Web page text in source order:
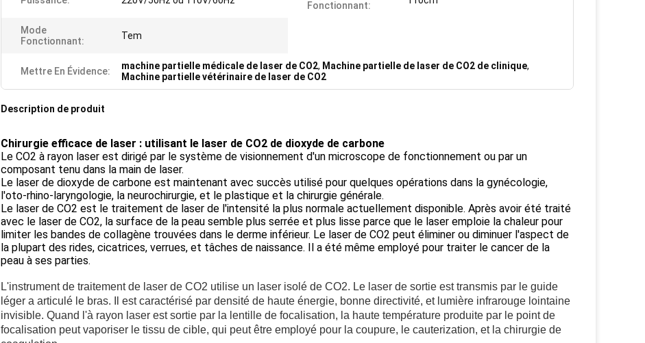
Fonctionnant:
Mode
Fonctionnant:
Tem
Mettre En Évidence: machine partielle médicale de laser de CO2, Machine partielle de laser de CO2 de clinique,
Machine partielle vétérinaire de laser de CO2
Description de produit
Chirurgie efficace de laser : utilisant le laser de CO2 de dioxyde de carbone
Le CO2 à rayon laser est dirigé par le système de visionnement d'un microscope de fonctionnement ou par un
composant tenu dans la main de laser.
Le laser de dioxyde de carbone est maintenant avec succès utilisé pour quelques opérations dans la gynécologie,
l'oto-rhino-laryngologie, la neurochirurgie, et le plastique et la chirurgie générale.
Le laser de CO2 est le traitement de laser de l'intensité la plus normale actuellement disponible. Après avoir été traité
avec le laser de CO2, la surface de la peau semble plus serrée et plus lisse parce que le laser emploie la chaleur pour
limiter les bandes de collagène trouvées dans le derme inférieur. Le laser de CO2 peut éliminer ou diminuer l'aspect de
la plupart des rides, cicatrices, verrues, et tâches de naissance. Il a été même employé pour traiter le cancer de la
peau à ses parties.
L'instrument de traitement de laser de CO2 utilise un laser isolé de CO2. Le laser de sortie est transmis par le guide
léger a articulé le bras. Il est caractérisé par densité de haute énergie, bonne directivité, et lumière infrarouge lointaine
invisible. Quand l'à rayon laser est sortie par la lentille de focalisation, la haute température produite par le point de
focalisation peut vaporiser le tissu de cible, qui peut être employé pour la coupure, le cauterization, et la chirurgie de